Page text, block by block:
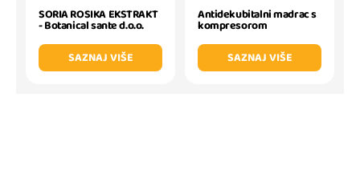
SORIA ROSIKA EKSTRAKT
- Botanical sante d.o.o.
SAZNAJ VIŠE
Antidekubitalni madrac s
kompresorom
SAZNAJ VIŠE